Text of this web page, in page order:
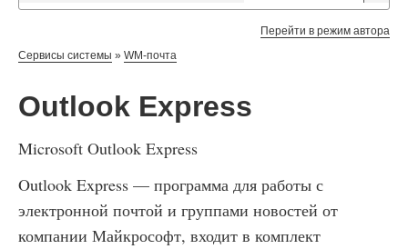
Перейти в режим автора
Сервисы системы » WM-почта
Outlook Express
Microsoft Outlook Express
Outlook Express — программа для работы с
электронной почтой и группами новостей от
компании Майкрософт, входит в комплект